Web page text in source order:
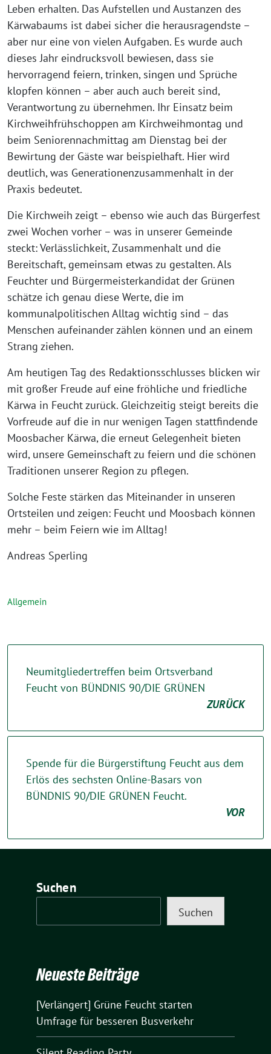
Leben erhalten. Das Aufstellen und Austanzen des
Kärwabaums ist dabei sicher die herausragendste –
aber nur eine von vielen Aufgaben. Es wurde auch
dieses Jahr eindrucksvoll bewiesen, dass sie
hervorragend feiern, trinken, singen und Sprüche
klopfen können – aber auch auch bereit sind,
Verantwortung zu übernehmen. Ihr Einsatz beim
Kirchweihfrühschoppen am Kirchweihmontag und
beim Seniorennachmittag am Dienstag bei der
Bewirtung der Gäste war beispielhaft. Hier wird
deutlich, was Generationenzusammenhalt in der
Praxis bedeutet.
Die Kirchweih zeigt – ebenso wie auch das Bürgerfest
zwei Wochen vorher – was in unserer Gemeinde
steckt: Verlässlichkeit, Zusammenhalt und die
Bereitschaft, gemeinsam etwas zu gestalten. Als
Feuchter und Bürgermeisterkandidat der Grünen
schätze ich genau diese Werte, die im
kommunalpolitischen Alltag wichtig sind – das
Menschen aufeinander zählen können und an einem
Strang ziehen.
Am heutigen Tag des Redaktionsschlusses blicken wir
mit großer Freude auf eine fröhliche und friedliche
Kärwa in Feucht zurück. Gleichzeitig steigt bereits die
Vorfreude auf die in nur wenigen Tagen stattfindende
Moosbacher Kärwa, die erneut Gelegenheit bieten
wird, unsere Gemeinschaft zu feiern und die schönen
Traditionen unserer Region zu pflegen.
Solche Feste stärken das Miteinander in unseren
Ortsteilen und zeigen: Feucht und Moosbach können
mehr – beim Feiern wie im Alltag!
Andreas Sperling
Allgemein
Neumitgliedertreffen beim Ortsverband
Feucht von BÜNDNIS 90/DIE GRÜNEN
ZURÜCK
Spende für die Bürgerstiftung Feucht aus dem
Erlös des sechsten Online-Basars von
BÜNDNIS 90/DIE GRÜNEN Feucht.
VOR
Suchen
Suchen
Neueste Beiträge
[Verlängert] Grüne Feucht starten
Umfrage für besseren Busverkehr